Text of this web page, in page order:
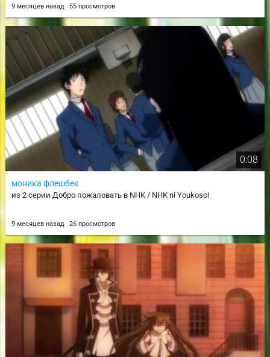
9 месяцев назад 55 просмотров
0:08
моника флешбек
из 2 серии Добро пожаловать в NHK / NHK ni Youkoso!
9 месяцев назад 26 просмотров